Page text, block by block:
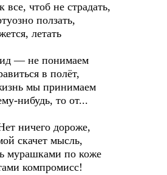
чтоб не страдать,
ползать,
летать
— не понимаем
в полёт,
мы принимаем
нибудь, то от...
ничего дороже,
скачет мысль,
мурашками по коже
компромисс!